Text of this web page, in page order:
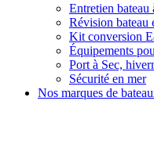
Entretien bateau
Révision bateau
Kit conversion
Équipements
Port à Sec,
Sécurité en mer
Nos marques de